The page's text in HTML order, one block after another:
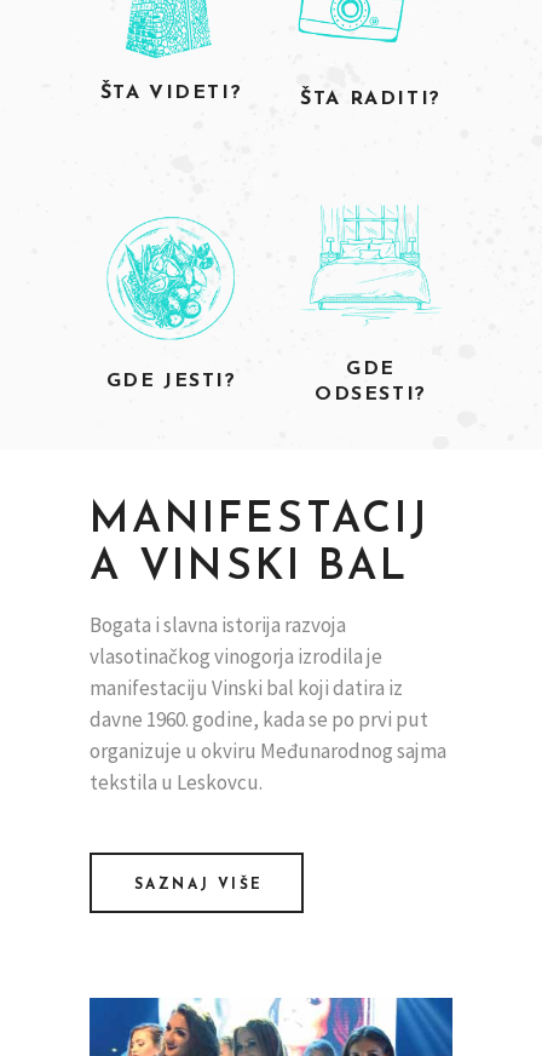
ŠTA VIDETI? ŠTA RADITI?
GDE JESTI?
GDE
ODSESTI?
MANIFESTACIJ
A VINSKI BAL
Bogata i slavna istorija razvoja
vlasotinačkog vinogorja izrodila je
manifestaciju Vinski bal koji datira iz
davne 1960. godine, kada se po prvi put
organizuje u okviru Međunarodnog sajma
tekstila u Leskovcu.
SAZNAJ VIŠE